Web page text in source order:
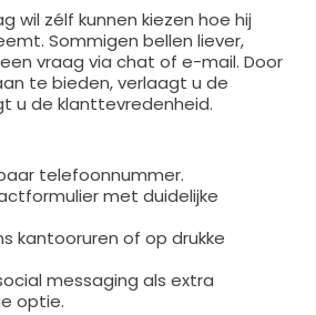
wil zélf kunnen kiezen hoe hij
Sommigen bellen liever,
vraag via chat of e-mail. Door
te bieden, verlaagt u de
u de klanttevredenheid.
telefoonnummer.
met duidelijke
kantooruren of op drukke
messaging als extra
optie.